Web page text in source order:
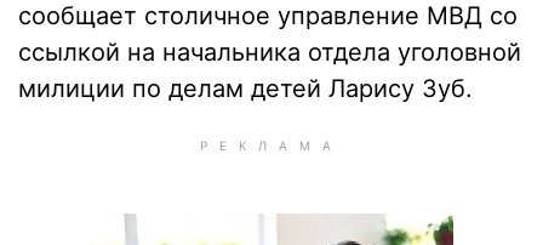
сообщает столичное управление МВД со
ссылкой на начальника отдела уголовной
милиции по делам детей Ларису Зуб.